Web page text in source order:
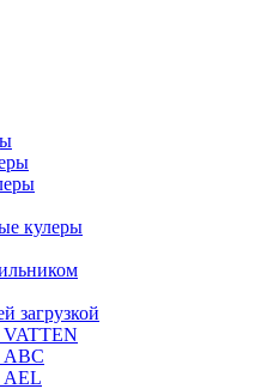
кулеры
загрузкой
VATTEN
ABC
AEL